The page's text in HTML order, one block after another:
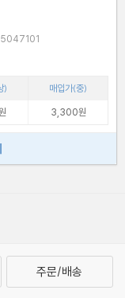
/ 1165047101
)
매입가(중)
3,300원
주문/배송